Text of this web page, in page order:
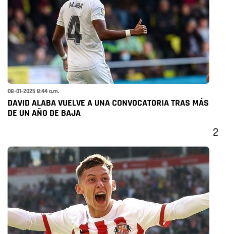
08-01-2025 8:44 a.m.
DAVID ALABA VUELVE A UNA CONVOCATORIA TRAS MÁS
DE UN AÑO DE BAJA
2